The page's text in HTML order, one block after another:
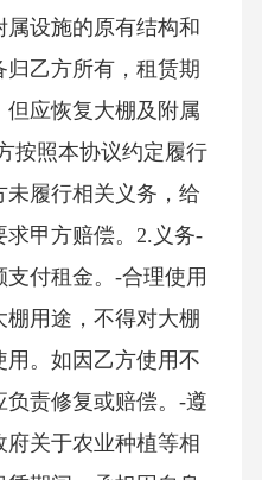
设施的原有结构和
乙方所有，租赁期
应恢复大棚及附属
按照本协议约定履行
履行相关义务，给
甲方赔偿。2.义务-
付租金。-合理使用
用途，不得对大棚
。如因乙方使用不
责修复或赔偿。-遵
关于农业种植等相